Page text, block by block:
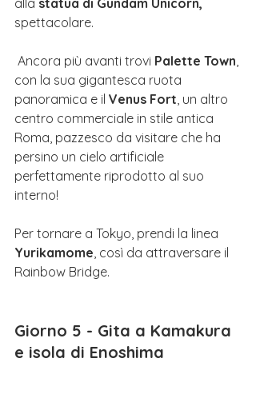
spettacolare.
Ancora più avanti trovi Palette Town
con la sua gigantesca ruota
panoramica e il Venus Fort , un altro
centro commerciale in stile antica
Roma , pazzesco da visitare che ha
persino un cielo artificiale
perfettamente riprodotto al suo
interno!
Per tornare a Tokyo, prendi la linea
Yurikamome , così da attraversare il
Rainbow Bridge.
Giorno 5 - Gita a Kamakura
e isola di Enoshima